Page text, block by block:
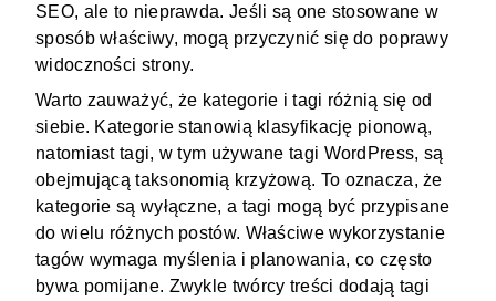
SEO, ale to nieprawda. Jeśli są one stosowane w
sposób właściwy, mogą przyczynić się do poprawy
widoczności strony.
Warto zauważyć, że kategorie i tagi różnią się od
siebie. Kategorie stanowią klasyfikację pionową,
natomiast tagi, w tym używane tagi WordPress, są
obejmującą taksonomią krzyżową. To oznacza, że
kategorie są wyłączne, a tagi mogą być przypisane
do wielu różnych postów. Właściwe wykorzystanie
tagów wymaga myślenia i planowania, co często
bywa pomijane. Zwykle twórcy treści dodają tagi